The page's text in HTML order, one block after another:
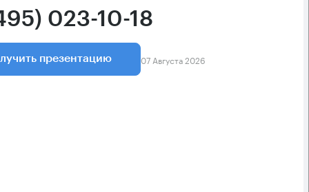
023-10-18
презентацию 07 Августа 2026